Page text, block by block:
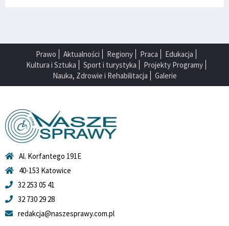
Prawo Aktualności Regiony Praca
Edukacja
Kultura i Sztuka
Sport i turystyka
Projekty Programy
Nauka, Zdrowie i Rehabilitacja
Galerie
Al. Korfantego 191E
40-153 Katowice
32 253 05 41
32 730 29 28
redakcja@naszesprawy.com.pl